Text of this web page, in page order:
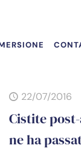
22/07/2016
Cistite
ne ha